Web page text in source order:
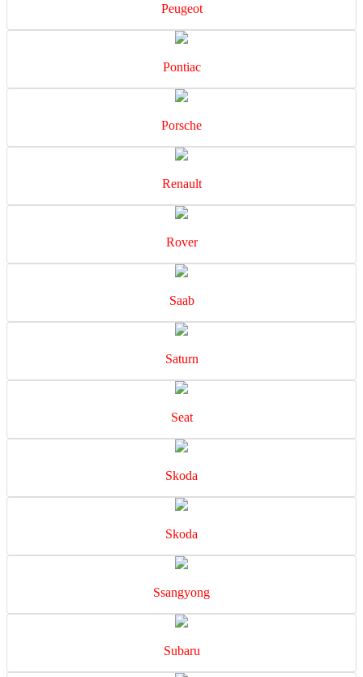
Peugeot
Pontiac
Porsche
Renault
Rover
Saab
Saturn
Seat
Skoda
Skoda
Ssangyong
Subaru